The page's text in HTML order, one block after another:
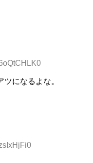
になるよな。